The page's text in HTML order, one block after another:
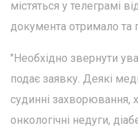
містяться у телеграмі
документа отримало та
"Необхідно звернути
подає заявку. Деякі
судинні захворювання,
онкологічні недуги,